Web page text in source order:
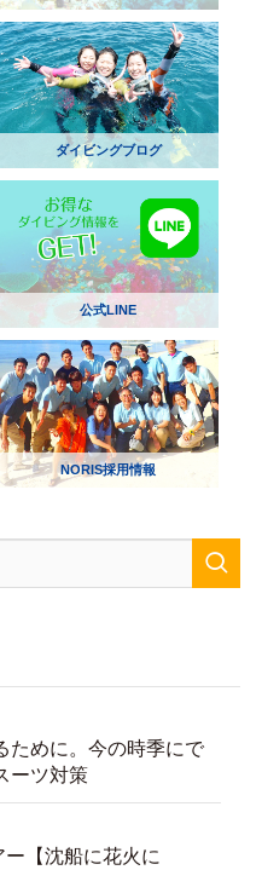
ダイビングブログ
公式LINE
NORIS採用情報
ために。今の時季にで
ーツ対策
【沈船に花火に